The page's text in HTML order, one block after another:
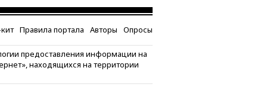
Правила портала Авторы Опросы
предоставления информации на
находящихся на территории